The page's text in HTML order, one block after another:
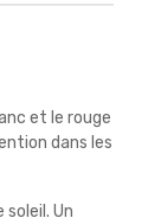
et le rouge
dans les
Un